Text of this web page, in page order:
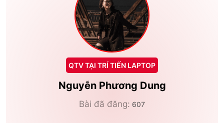
QTV TẠI TRÍ TIẾN LAPTOP
Nguyễn Phương Dung
Bài đã đăng: 607